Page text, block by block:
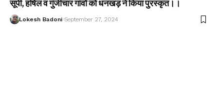
सूपी, हर्षिल व गुंजीचार गांवों को धनखड़ ने किया पुरस्कृत।।
Lokesh Badoni September 27, 2024